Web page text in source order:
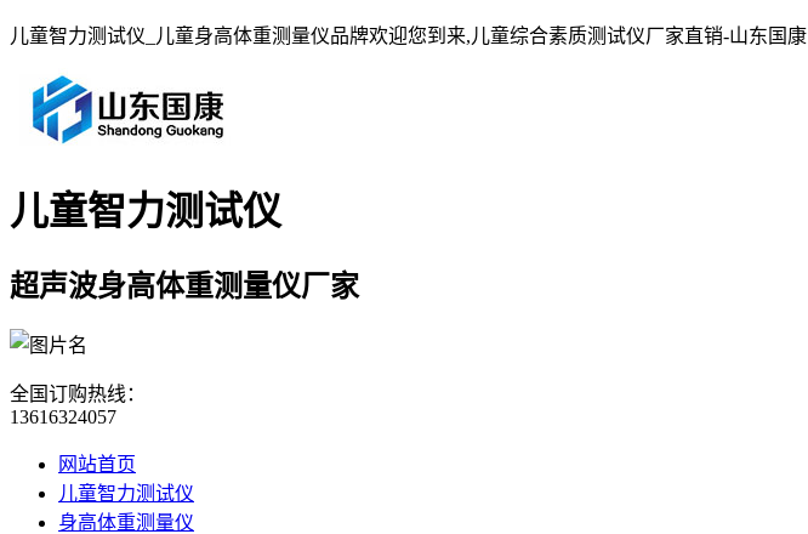
儿童智力测试仪_儿童身高体重测量仪品牌欢迎您到来,儿童综合素质测试仪厂家直销-山东国康
儿童智力测试仪
超声波身高体重测量仪厂家
全国订购热线：
13616324057
网站首页
儿童智力测试仪
身高体重测量仪